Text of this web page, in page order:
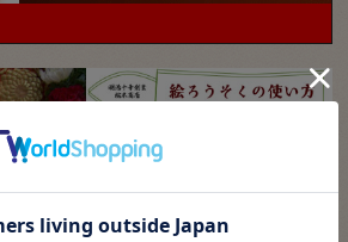
日常は、左の画像のようにお仏壇
のお花の近くに
主成分とした植物蝋を使用してお
りますので、万一お花が枯れた時